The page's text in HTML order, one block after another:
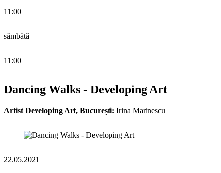
11:00
sâmbătă
11:00
Dancing Walks - Developing Art
Artist Developing Art, București: Irina Marinescu
22.05.2021